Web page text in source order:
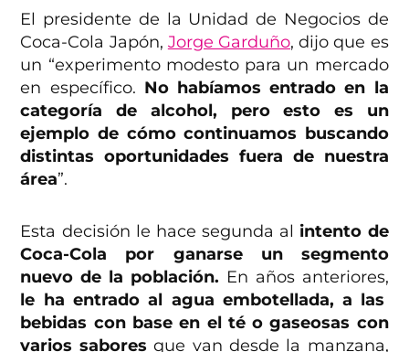
El presidente de la Unidad de Negocios de
Coca-Cola Japón, Jorge Garduño, dijo que es
un “experimento modesto para un mercado
en específico. No habíamos entrado en la
categoría de alcohol, pero esto es un
ejemplo de cómo continuamos buscando
distintas oportunidades fuera de nuestra
área”.
Esta decisión le hace segunda al intento de
Coca-Cola por ganarse un segmento
nuevo de la población. En años anteriores,
le ha entrado al agua embotellada, a las
bebidas con base en el té o gaseosas con
varios sabores que van desde la manzana,